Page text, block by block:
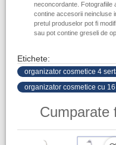
neconcordante. Fotografiile
contine accesorii neincluse
pretul produselor pot fi
sau pot contine greseli de
Etichete:
organizator cosmetice 4
organizator cosmetice cu
Cumparate